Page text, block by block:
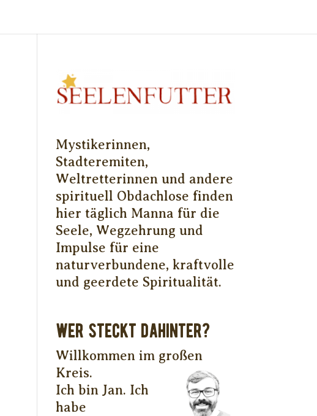
Mystikerinnen,
Stadteremiten,
Weltretterinnen und andere
spirituell Obdachlose finden
hier täglich Manna für die
Seele, Wegzehrung und
Impulse für eine
naturverbundene, kraftvolle
und geerdete Spiritualität.
WER STECKT DAHINTER?
Willkommen im großen
Kreis.
Ich bin Jan. Ich
habe